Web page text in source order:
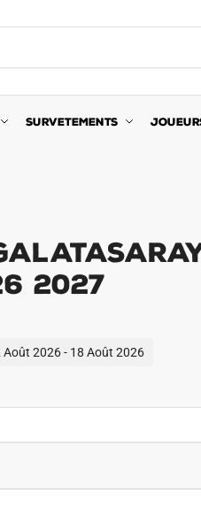
SURVETEMENTS
2027
Août 2026 - 18 Août 2026